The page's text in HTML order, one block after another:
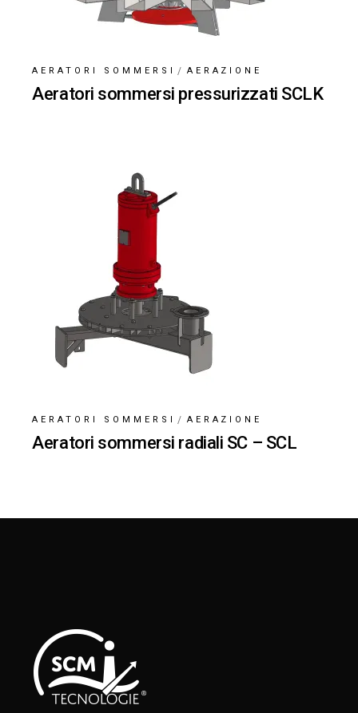
AERATORI SOMMERSI AERAZIONE
Aeratori sommersi pressurizzati SCLK
AERATORI SOMMERSI AERAZIONE
Aeratori sommersi radiali SC – SCL